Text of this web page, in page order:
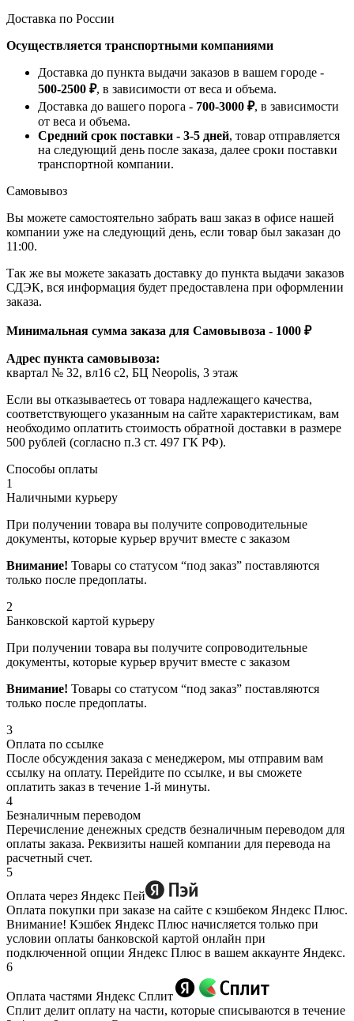
Доставка по России
Осуществляется транспортными компаниями
Доставка до пункта выдачи заказов в вашем городе -
500-2500 ₽, в зависимости от веса и объема.
Доставка до вашего порога - 700-3000 ₽, в зависимости
от веса и объема.
Средний срок поставки - 3-5 дней, товар отправляется
на следующий день после заказа, далее сроки поставки
транспортной компании.
Самовывоз
Вы можете самостоятельно забрать ваш заказ в офисе нашей
компании уже на следующий день, если товар был заказан до
11:00.
Так же вы можете заказать доставку до пункта выдачи заказов
СДЭК, вся информация будет предоставлена при оформлении
заказа.
Минимальная сумма заказа для Самовывоза - 1000 ₽
Адрес пункта самовывоза:
квартал № 32, вл16 с2, БЦ Neopolis, 3 этаж
Если вы отказываетесь от товара надлежащего качества,
соответствующего указанным на сайте характеристикам, вам
необходимо оплатить стоимость обратной доставки в размере
500 рублей (согласно п.3 ст. 497 ГК РФ).
Способы оплаты
1
Наличными курьеру
При получении товара вы получите сопроводительные
документы, которые курьер вручит вместе с заказом
Внимание! Товары со статусом “под заказ” поставляются
только после предоплаты.
2
Банковской картой курьеру
При получении товара вы получите сопроводительные
документы, которые курьер вручит вместе с заказом
Внимание! Товары со статусом “под заказ” поставляются
только после предоплаты.
3
Оплата по ссылке
После обсуждения заказа с менеджером, мы отправим вам
ссылку на оплату. Перейдите по ссылке, и вы сможете
оплатить заказ в течение 1-й минуты.
4
Безналичным переводом
Перечисление денежных средств безналичным переводом для
оплаты заказа. Реквизиты нашей компании для перевода на
расчетный счет.
5
Оплата через Яндекс Пей
Оплата покупки при заказе на сайте с кэшбеком Яндекс Плюс.
Внимание! Кэшбек Яндекс Плюс начисляется только при
условии оплаты банковской картой онлайн при
подключенной опции Яндекс Плюс в вашем аккаунте Яндекс.
6
Оплата частями Яндекс Сплит
Сплит делит оплату на части, которые списываются в течение